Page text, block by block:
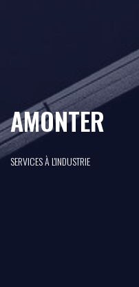
AMONTER
SERVICES À L'INDUSTRIE